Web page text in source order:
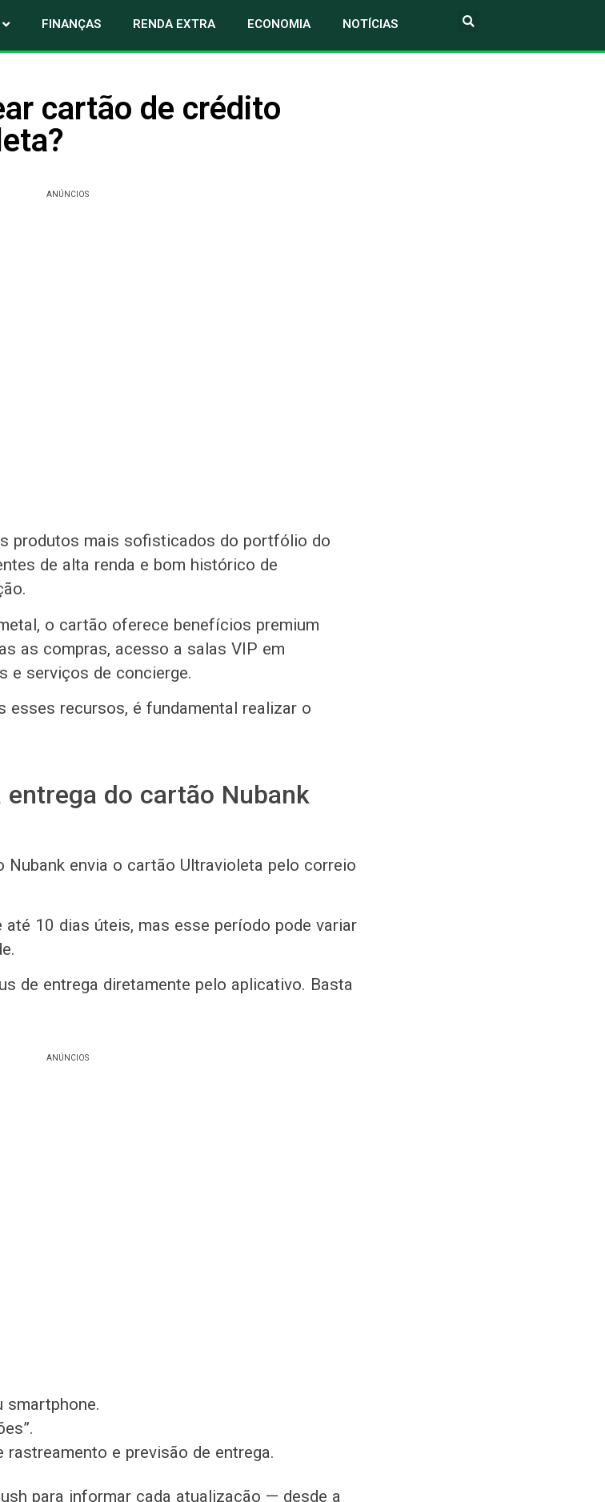
FINANÇAS RENDA EXTRA ECONOMIA NOTÍCIAS
cartão de crédito
ANÚNCIOS
produtos mais sofisticados do portfólio do
de alta renda e bom histórico de
o cartão oferece benefícios premium
as compras, acesso a salas VIP em
e serviços de concierge.
esses recursos, é fundamental realizar o
do cartão Nubank
Nubank envia o cartão Ultravioleta pelo correio
até 10 dias úteis, mas esse período pode variar
de entrega diretamente pelo aplicativo. Basta
ANÚNCIOS
smartphone.
e previsão de entrega.
para informar cada atualização — desde a